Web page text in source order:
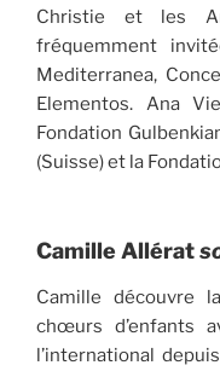
Christie et les
fréquemment
Mediterranea,
Elementos. Ana
Fondation
(Suisse) et la
Camille Allérat
Camille découvre
chœurs d’enfants
l’international